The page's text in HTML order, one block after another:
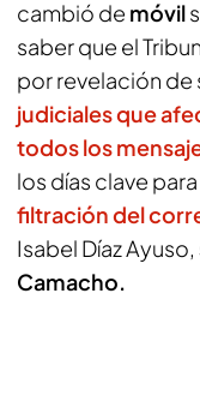
cambió de móvil
saber que el
por revelación de
judiciales que
todos los
los días clave
filtración del
Isabel Díaz Ayuso,
Camacho.